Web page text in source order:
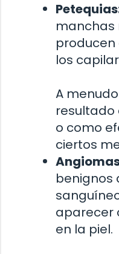
manchas
los
A
resultado
o como
ciertos
benignos
aparecer
en la piel.